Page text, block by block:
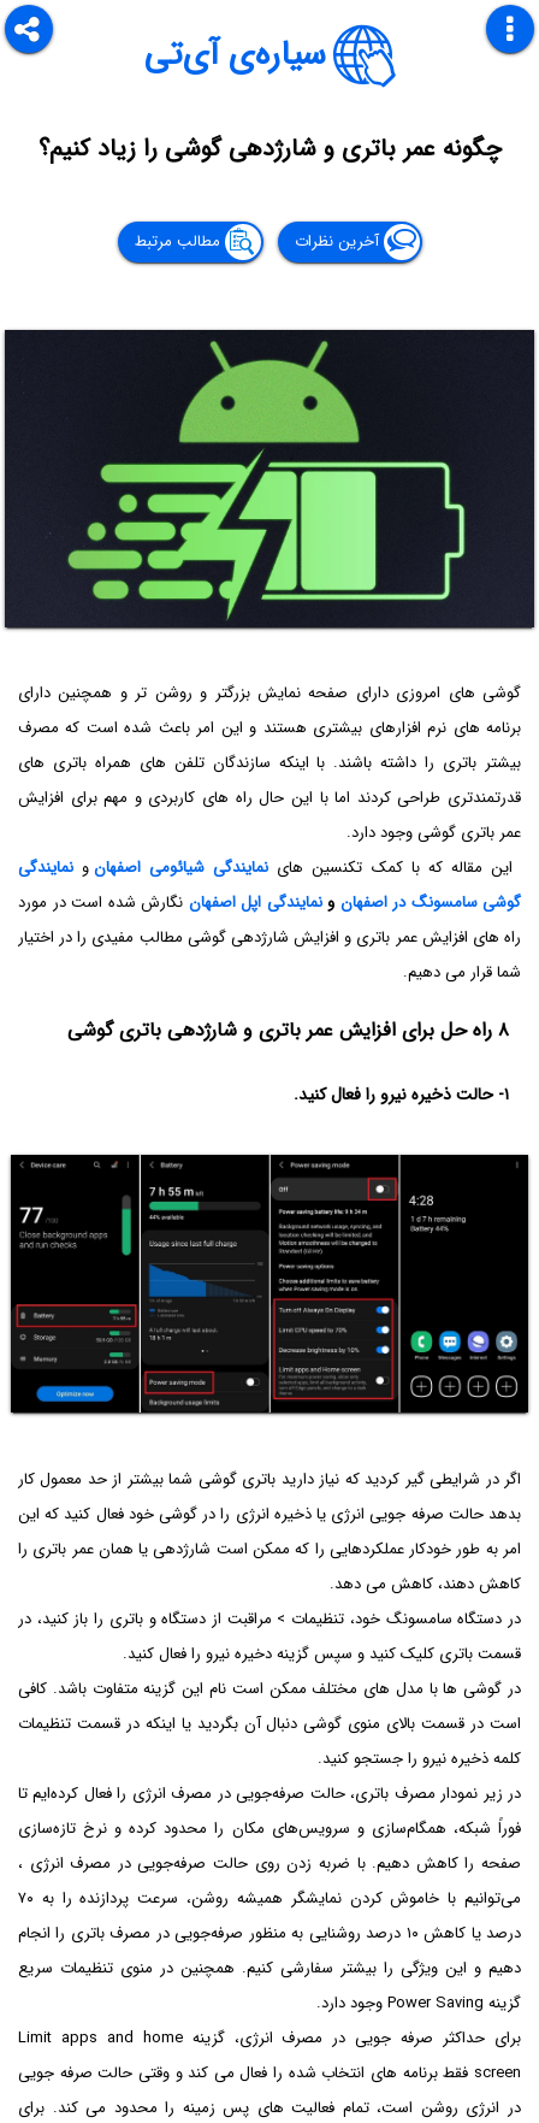
سیاره‌ی آی‌تی
چگونه عمر باتری و شارژدهی گوشی را زیاد کنیم؟
آخرین نظرات مطالب مرتبط
گوشی های امروزی دارای صفحه نمایش بزرگتر و روشن تر و همچنین دارای
برنامه های نرم افزارهای بیشتری هستند و این امر باعث شده است که مصرف
بیشتر باتری را داشته باشند. با اینکه سازندگان تلفن های همراه باتری های
قدرتمندتری طراحی کردند اما با این حال راه های کاربردی و مهم برای افزایش
عمر باتری گوشی وجود دارد.
این مقاله که با کمک تکنسین های نمایندگی شیائومی اصفهانو نمایندگی
گوشی سامسونگ در اصفهان ونمایندگی اپل اصفهان نگارش شده است در مورد
راه های افزایش عمر باتری و افزایش شارژدهی گوشی مطالب مفیدی را در اختیار
شما قرار می دهیم.
۸ راه حل برای افزایش عمر باتری و شارژدهی باتری گوشی
۱- حالت ذخیره نیرو را فعال کنید.
اگر در شرایطی گیر کردید که نیاز دارید باتری گوشی شما بیشتر از حد معمول کار
بدهد حالت صرفه جویی انرژی یا ذخیره انرژی را در گوشی خود فعال کنید که این
امر به طور خودکار عملکردهایی را که ممکن است شارژدهی یا همان عمر باتری را
کاهش دهند، کاهش می دهد.
در دستگاه سامسونگ خود، تنظیمات > مراقبت از دستگاه و باتری را باز کنید، در
قسمت باتری کلیک کنید و سپس گزینه دخیره نیرو را فعال کنید.
در گوشی ها با مدل های مختلف ممکن است نام این گزینه متفاوت باشد. کافی
است در قسمت بالای منوی گوشی دنبال آن بگردید یا اینکه در قسمت تنظیمات
کلمه ذخیره نیرو را جستجو کنید.
در زیر نمودار مصرف باتری، حالت صرفه‌جویی در مصرف انرژی را فعال کرده‌ایم تا
فوراً شبکه، همگام‌سازی و سرویس‌های مکان را محدود کرده و نرخ تازه‌سازی
صفحه را کاهش دهیم. با ضربه زدن روی حالت صرفه‌جویی در مصرف انرژی ،
می‌توانیم با خاموش کردن نمایشگر همیشه روشن، سرعت پردازنده را به ۷۰
درصد یا کاهش ۱۰ درصد روشنایی به منظور صرفه‌جویی در مصرف باتری را انجام
دهیم و این ویژگی را بیشتر سفارشی کنیم. همچنین در منوی تنظیمات سریع
گزینه Power Saving وجود دارد.
برای حداکثر صرفه جویی در مصرف انرژی، گزینه Limit apps and home
screen فقط برنامه های انتخاب شده را فعال می کند و وقتی حالت صرفه جویی
در انرژی روشن است، تمام فعالیت های پس زمینه را محدود می کند. برای